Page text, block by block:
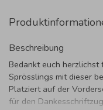
Beschreibung
Bedankt euch herzlichst
Sprösslings mit dieser
Platziert auf der
für den